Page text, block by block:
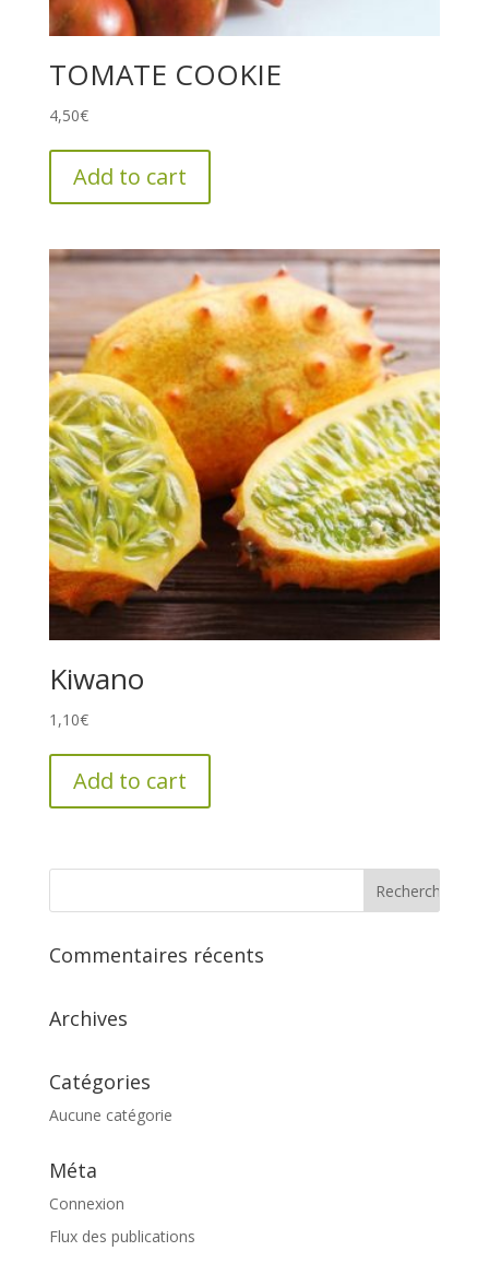
TOMATE COOKIE
4,50€
Add to cart
Kiwano
1,10€
Add to cart
Commentaires récents
Archives
Catégories
Aucune catégorie
Méta
Connexion
Flux des publications